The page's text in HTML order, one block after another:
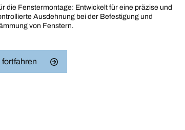
die Fenstermontage: Entwickelt für eine präzise und
Ausdehnung bei der Befestigung und
von Fenstern.
fortfahren